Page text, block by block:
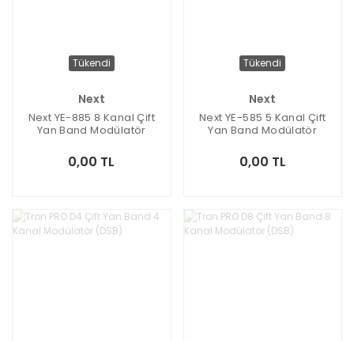
Tükendi
Next
Next YE-885 8 Kanal Çift
Yan Band Modülatör
0,00 TL
Tükendi
Next
Next YE-585 5 Kanal Çift
Yan Band Modülatör
0,00 TL